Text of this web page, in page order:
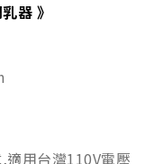
器 》
用台灣110V電壓